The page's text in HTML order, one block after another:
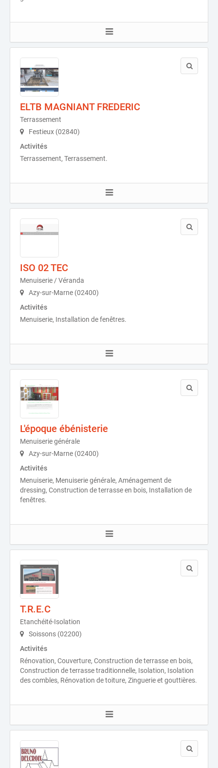
ELTB MAGNIANT FREDERIC
Terrassement
Festieux (02840)
Activités
Terrassement, Terrassement.
ISO 02 TEC
Menuiserie / Véranda
Azy-sur-Marne (02400)
Activités
Menuiserie, Installation de fenêtres.
L'époque ébénisterie
Menuiserie générale
Azy-sur-Marne (02400)
Activités
Menuiserie, Menuiserie générale, Aménagement de
dressing, Construction de terrasse en bois, Installation de
fenêtres.
T.R.E.C
Etanchéité-Isolation
Soissons (02200)
Activités
Rénovation, Couverture, Construction de terrasse en bois,
Construction de terrasse traditionnelle, Isolation, Isolation
des combles, Rénovation de toiture, Zinguerie et gouttières.